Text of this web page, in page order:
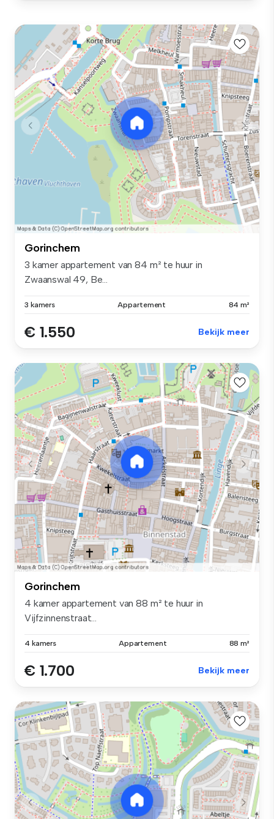
Gorinchem
3 kamer appartement van 84 m² te huur in
Zwaanswal 49, Be...
3 kamers Appartement 84 m²
€ 1.550 Bekijk meer
Gorinchem
4 kamer appartement van 88 m² te huur in
Vijfzinnenstraat...
4 kamers Appartement 88 m²
€ 1.700 Bekijk meer